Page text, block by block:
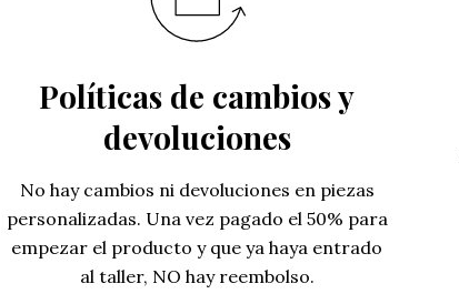
Políticas de cambios y
devoluciones
No hay cambios ni devoluciones en piezas
personalizadas. Una vez pagado el 50% para
empezar el producto y que ya haya entrado
al taller, NO hay reembolso.